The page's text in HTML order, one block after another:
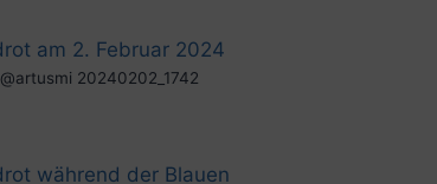
@artusmi 20240202_1742